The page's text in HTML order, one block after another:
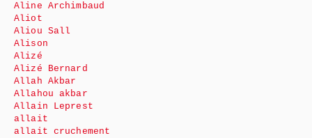
Aline Archimbaud
Aliot
Aliou Sall
Alison
Alizé
Alizé Bernard
Allah Akbar
Allahou akbar
Allain Leprest
allait
allait cruchement